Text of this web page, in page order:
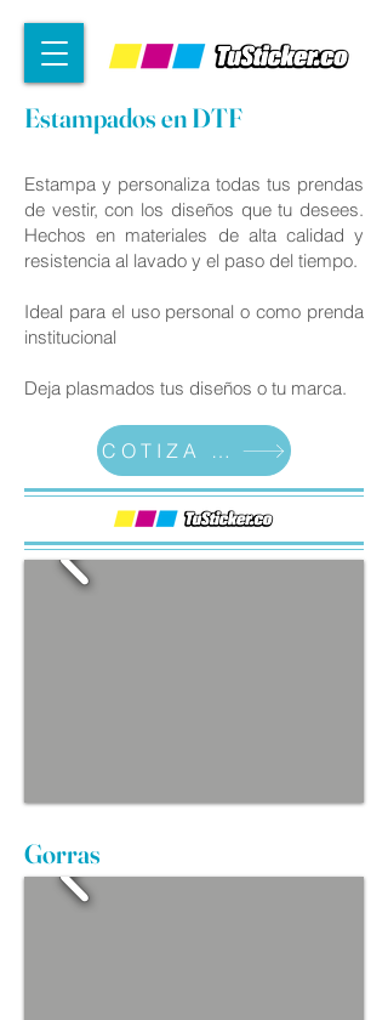
Estampados en DTF
Estampa y personaliza todas tus prendas
de vestir, con los diseños que tu desees.
Hechos en materiales de alta calidad y
resistencia al lavado y el paso del tiempo.
Ideal para el uso personal o como prenda
institucional
Deja plasmados tus diseños o tu marca.
COTIZA AHORA
Gorras